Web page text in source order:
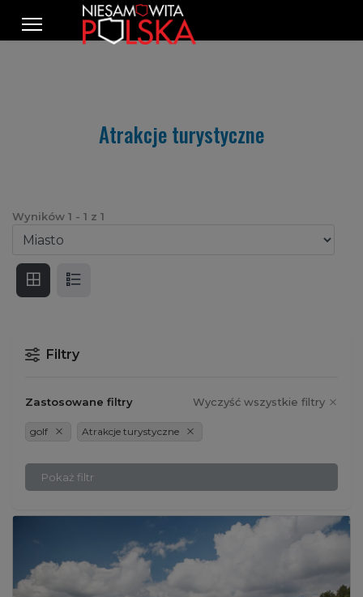
Atrakcje turystyczne
Wyników 1 - 1 z 1
Filtry
Zastosowane filtry Wyczyść wszystkie filtry
golf Atrakcje turystyczne
Pokaż filtr